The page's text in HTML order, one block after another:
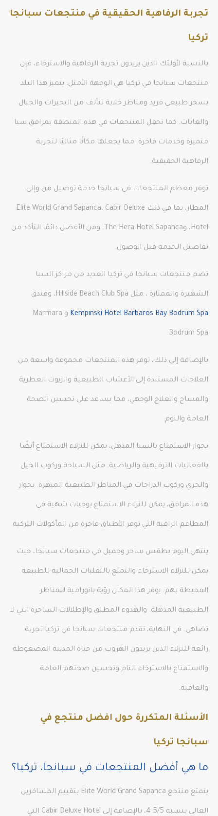
تجربة الرفاهية الحقيقية في منتجعات سبانجا
تركيا
بالنسبة لأولئك الذين يريدون تجربة الرفاهية والاسترخاء، فإن
منتجعات سبانجا في تركيا هي الوجهة الأمثل. يتميز هذا البلد
بسحر طبيعي فريد ومناظر خلابة تتألف من البحيرات والجبال
والغابات. كما تحفل المنتجعات في هذه المنطقة بمرافق سبا
متميزة وخدمات فاخرة، مما يجعلها مكانًا مثاليًا لتجربة
الرفاهية الحقيقية.
توفر معظم المنتجعات في سبانجا خدمة توصيل من وإلى
المطار، بما في ذلك Elite World Grand Sapanca، Cabir Deluxe
Hotel، وThe Hera Hotel Sapanca. ومن الأفضل دائمًا التأكد من
تفاصيل الخدمة قبل الوصول.
تضم منتجعات سبانجا في تركيا العديد من مراكز السبا
الشهيرة والممتازة ، مثل Hillside Beach Club Spa، وفندق
Kempinski Hotel Barbaros Bay Bodrum Spa و Marmara
Bodrum Spa.
بالإضافة إلى ذلك، توفر هذه المنتجعات مجموعة واسعة من
العلاجات المستندة إلى الأعشاب الطبيعية والزيوت العطرية
والمساج والعلاج الوجهي، مما يساعد على تحسين الصحة
العامة والنوم.
بجوار الاستمتاع بالسبا المذهل، يمكن للنزلاء الاستمتاع أيضًا
بالفعاليات الترفيهية والرياضية. مثل السباحة وركوب الخيل
والجري وركوب الدراجات في المناظر الطبيعية المبهرة. بجوار
هذه المرافق، يمكن للنزلاء الاستمتاع بوجبات شهية في
المطاعم الراقية التي توفر الأطباق فاخرة من المأكولات التركية.
ينتهي اليوم بطقس ساحر وجميل في منتجعات سبانجا، حيث
يمكن للنزلاء الاسترخاء والتمتع بالتقلبات الجمالية للطبيعة
المحيطة بهم. يوفر هذا المكان رؤية بانورامية للمناظر
الطبيعية المذهلة. والهدوء المطلق والإطلالات الساحرة التي لا
تضاهى. في النهاية، تقدم منتجعات سبانجا في تركيا تجربة
رائعة للنزلاء الذين يريدون الهروب من حياة المدينة المضغوطة
والاستمتاع بالاسترخاء التام وتحسين صحتهم العامة
والعافية.
الأسئلة المتكررة حول افضل منتجع في
سبانجا تركيا
ما هي أفضل المنتجعات في سبانجا، تركيا؟
يتمتع منتجع Elite World Grand Sapanca بتقييم المسافرين
العالي بنسبة 4.5/5، بالإضافة إلى Cabir Deluxe Hotel التي